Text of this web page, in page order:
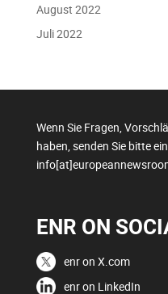
August 2022
Juli 2022
Wenn Sie Fragen,
haben, senden Sie bitte
ENR ON
enr on X.com
enr on LinkedIn